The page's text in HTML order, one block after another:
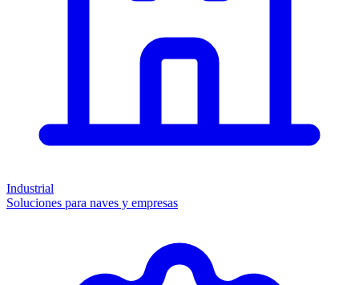
Industrial
Soluciones para naves y empresas